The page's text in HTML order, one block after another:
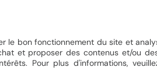
le bon fonctionnement du site et
et proposer des contenus et/ou
Pour plus d'informations,